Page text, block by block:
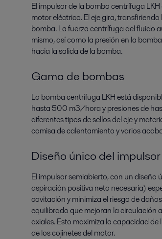
El impulsor de la bomba centrífuga
motor eléctrico. El eje gira,
bomba. La fuerza centrífuga del fluido
mismo, así como la presión en la
hacia la salida de la bomba.
Gama de bombas
La bomba centrífuga LKH está
hasta 500 m3/hora y presiones de
diferentes tipos de sellos del eje y
camisa de calentamiento y varios
Diseño único del impulsor
El impulsor semiabierto, con un
aspiración positiva neta necesaria)
cavitación y minimiza el riesgo de
equilibrado que mejoran la circulación
axiales. Esto maximiza la capacidad de
de los cojinetes del motor.